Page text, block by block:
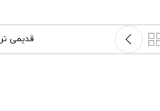
قدیمی تر